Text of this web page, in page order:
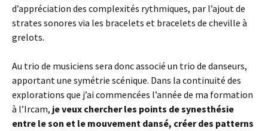
d’appréciation des complexités rythmiques, par l’ajout de
strates sonores via les bracelets et bracelets de cheville à
grelots.
Au trio de musiciens sera donc associé un trio de danseurs,
apportant une symétrie scénique. Dans la continuité des
explorations que j’ai commencées l’année de ma formation
à l’Ircam, je veux chercher les points de synesthésie
entre le son et le mouvement dansé, créer des patterns